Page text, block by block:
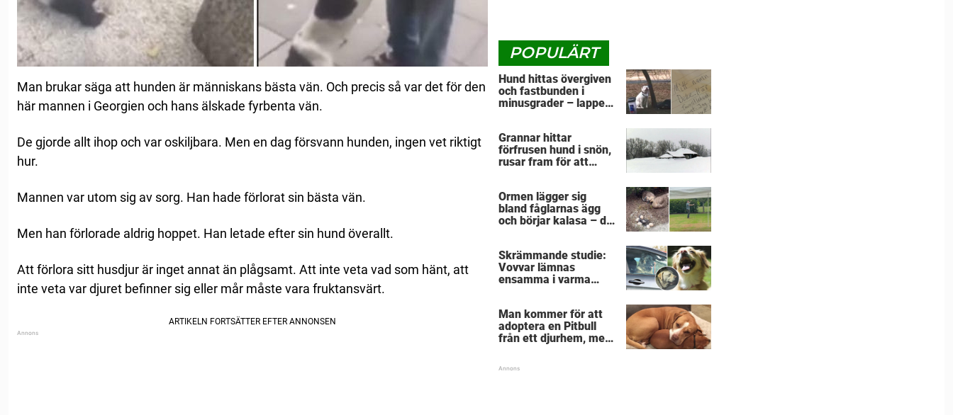
Man brukar säga att hunden är människans bästa vän. Och precis så var det för den
här mannen i Georgien och hans älskade fyrbenta vän.
De gjorde allt ihop och var oskiljbara. Men en dag försvann hunden, ingen vet riktigt
hur.
Mannen var utom sig av sorg. Han hade förlorat sin bästa vän.
Men han förlorade aldrig hoppet. Han letade efter sin hund överallt.
Att förlora sitt husdjur är inget annat än plågsamt. Att inte veta vad som hänt, att
inte veta var djuret befinner sig eller mår måste vara fruktansvärt.
POPULÄRT
Hund hittas övergiven
och fastbunden i
minusgrader – lappen
fruktansvärda
Grannar hittar
förfrusen hund i snön,
rusar fram för att
sig
Ormen lägger sig
bland fåglarnas ägg
och börjar kalasa – då
och räddar dem
Skrämmande studie:
Vovvar lämnas
ensamma i varma
förväg"
Man kommer för att
adoptera en Pitbull
från ett djurhem, men